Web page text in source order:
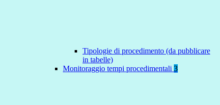
Tipologie di procedimento (da pubblicare
in tabelle)
Monitoraggio tempi procedimentali 3